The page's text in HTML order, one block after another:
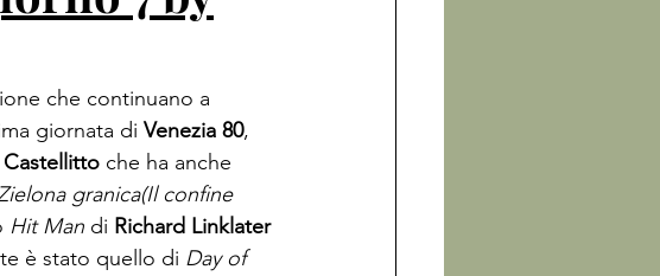
che continuano a
giornata di Venezia 80,
Castellitto che ha anche
granica(Il confine
Hit Man di Richard Linklater
è stato quello di Day of